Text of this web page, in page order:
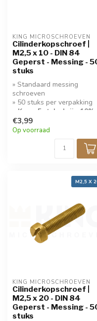
KING MICROSCHROEVEN
Cilinderkopschroef |
M2,5 x 10 - DIN 84
Geperst - Messing -
stuks
» Standaard messing
schroeven
» 50 stuks per verpakking
» Koop 5 stuks krijg 10%
korting!
€3,99
Op voorraad
M2,5 X
KING MICROSCHROEVEN
Cilinderkopschroef |
M2,5 x 20 - DIN 84
Geperst - Messing -
stuks